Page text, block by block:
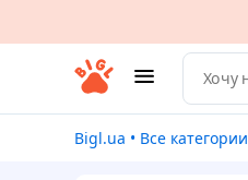
Bigl.ua • Все категории